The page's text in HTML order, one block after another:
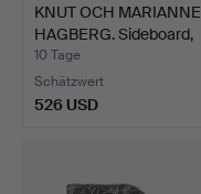
KNUT OCH MARIANNE
HAGBERG. Sideboard,
"Sto…
10 Tage
Schätzwert
526 USD